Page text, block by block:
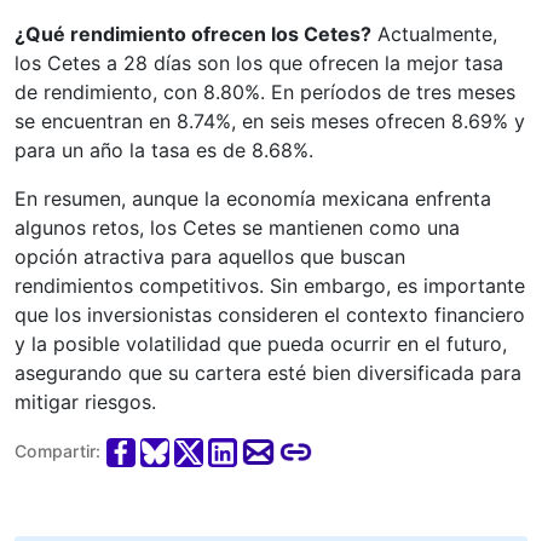
¿Qué rendimiento ofrecen los Cetes? Actualmente,
los Cetes a 28 días son los que ofrecen la mejor tasa
de rendimiento, con 8.80%. En períodos de tres meses
se encuentran en 8.74%, en seis meses ofrecen 8.69% y
para un año la tasa es de 8.68%.
En resumen, aunque la economía mexicana enfrenta
algunos retos, los Cetes se mantienen como una
opción atractiva para aquellos que buscan
rendimientos competitivos. Sin embargo, es importante
que los inversionistas consideren el contexto financiero
y la posible volatilidad que pueda ocurrir en el futuro,
asegurando que su cartera esté bien diversificada para
mitigar riesgos.
Compartir: